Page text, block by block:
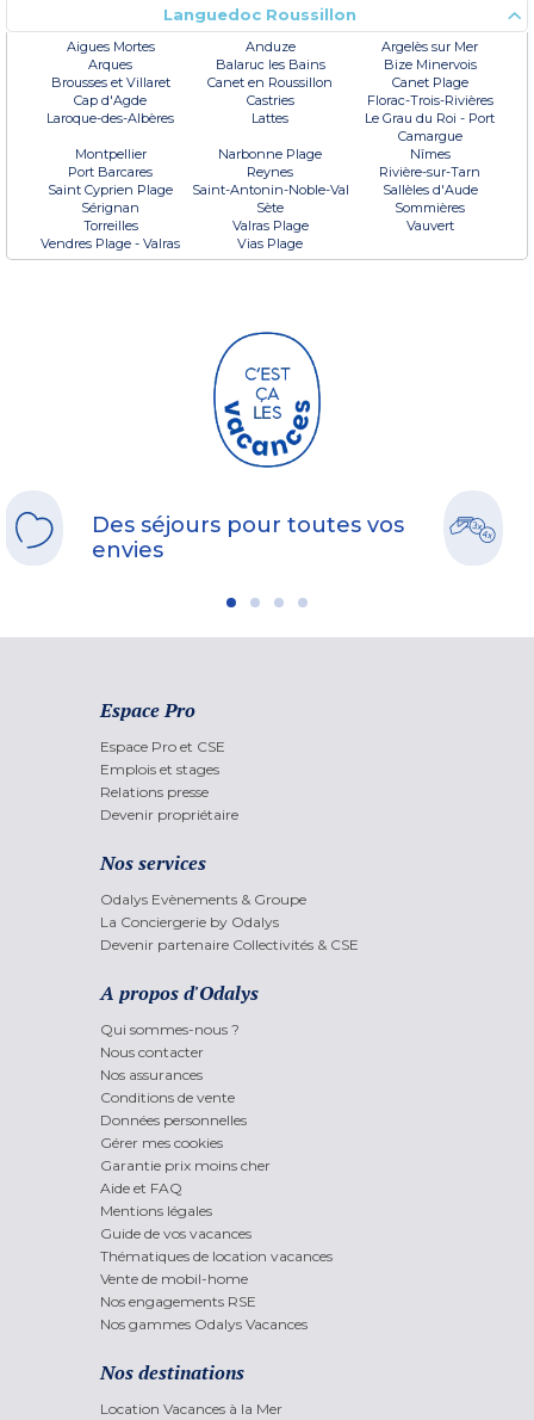
Languedoc Roussillon
Aigues Mortes Anduze
Argelès sur Mer
Arques
Balaruc les Bains
Bize Minervois
Brousses et Villaret
Canet en Roussillon
Canet Plage
Cap d'Agde
Castries
Florac-Trois-Rivières
Laroque-des-Albères
Lattes
Le Grau du Roi - Port
Camargue
Montpellier
Narbonne Plage
Nîmes
Port Barcares
Reynes
Rivière-sur-Tarn
Saint Cyprien Plage
Saint-Antonin-Noble-Val
Sallèles d'Aude
Sérignan
Sète
Sommières
Torreilles
Valras Plage
Vauvert
Vendres Plage - Valras
Vias Plage
Des séjours pour toutes vos
envies
Espace Pro
Espace Pro et CSE
Emplois et stages
Relations presse
Devenir propriétaire
Nos services
Odalys Evènements & Groupe
La Conciergerie by Odalys
Devenir partenaire Collectivités & CSE
A propos d'Odalys
Qui sommes-nous ?
Nous contacter
Nos assurances
Conditions de vente
Données personnelles
Gérer mes cookies
Garantie prix moins cher
Aide et FAQ
Mentions légales
Guide de vos vacances
Thématiques de location vacances
Vente de mobil-home
Nos engagements RSE
Nos gammes Odalys Vacances
Nos destinations
Location Vacances à la Mer